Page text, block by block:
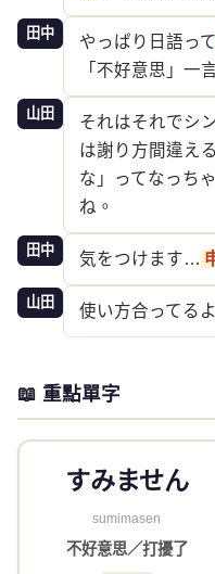
田中 やっぱり日語って
「不好意思」一
山田
それはそれでシ
は謝り方間違え
な」ってなっち
ね。
田中 気をつけます…
山田 使い方合ってるよ
📖 重點單字
すみません
sumimasen
不好意思／打擾了